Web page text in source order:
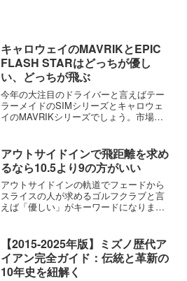
キャロウェイのMAVRIKとEPIC
FLASH STARはどっちが優し
い、どっちが飛ぶ
今年の大注目のドライバーと言えばテー
ラーメイドのSIMシリーズとキャロウェ
イのMAVRIKシリーズでしょう。市場で
について書いたので、今回はキャロウェ
イのMAV...
アウトサイドインで飛距離を求め
るなら10.5より9の方がいい
アウトサイドインの軌道でフェードから
スライスの人が求めるゴルフクラブと言
えば「優しい」がキーワードになりま
ん、フェードからスライスでも9.5°を使
う人はたくさんい...
【2015-2025年版】ミズノ歴代ア
イアン完全ガイド：伝統と革新の
10年史を紐解く